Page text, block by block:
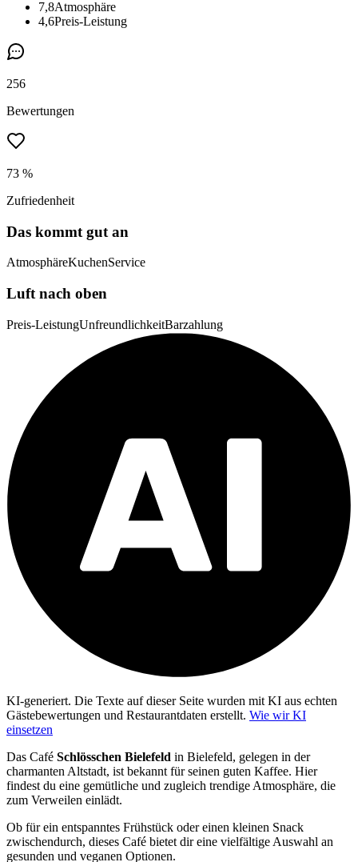
7,8Atmosphäre
4,6Preis-Leistung
256
Bewertungen
73 %
Zufriedenheit
Das kommt gut an
AtmosphäreKuchenService
Luft nach oben
Preis-LeistungUnfreundlichkeitBarzahlung
KI-generiert. Die Texte auf dieser Seite wurden mit KI aus echten
Gästebewertungen und Restaurantdaten erstellt. Wie wir KI
einsetzen
Das Café Schlösschen Bielefeld in Bielefeld, gelegen in der
charmanten Altstadt, ist bekannt für seinen guten Kaffee. Hier
findest du eine gemütliche und zugleich trendige Atmosphäre, die
zum Verweilen einlädt.
Ob für ein entspanntes Frühstück oder einen kleinen Snack
zwischendurch, dieses Café bietet dir eine vielfältige Auswahl an
gesunden und veganen Optionen.